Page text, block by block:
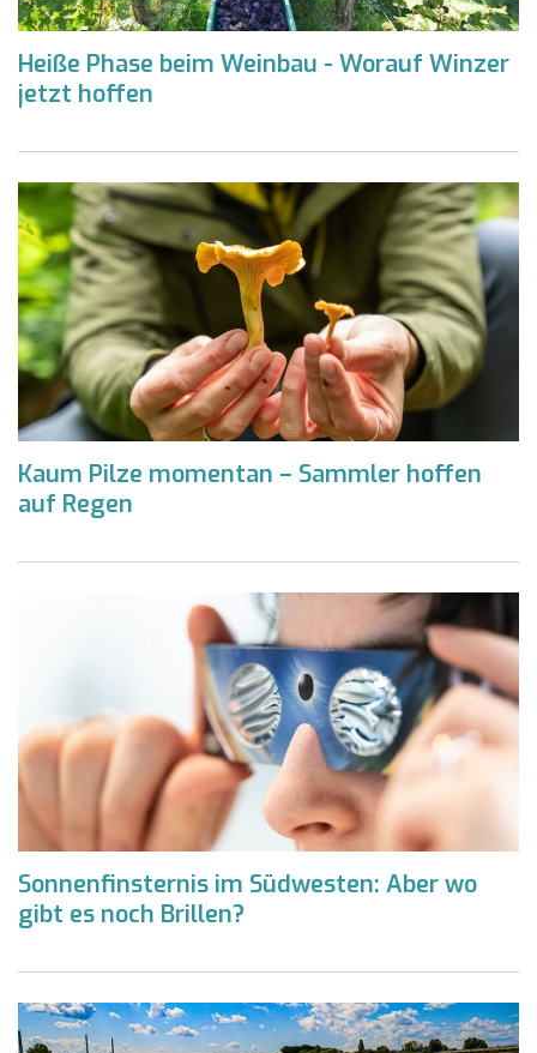
Heiße Phase beim Weinbau - Worauf Winzer
jetzt hoffen
Kaum Pilze momentan – Sammler hoffen
auf Regen
Sonnenfinsternis im Südwesten: Aber wo
gibt es noch Brillen?